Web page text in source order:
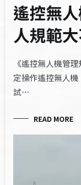
遙控無
人規範
《遙控無人機管
定操作遙控無人
試…
READ MORE